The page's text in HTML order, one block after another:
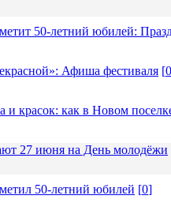
50-летний юбилей:
Афиша фестиваля [0
и красок: как в Новом
27 июня на День молодёжи
50-летний юбилей [0]